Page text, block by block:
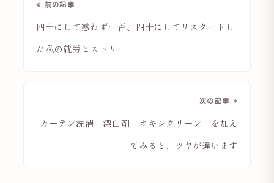
« 前の記事
四十にして惑わず…否、四十にしてリスタートし
た私の就労ヒストリー
次の記事 »
カーテン洗濯 漂白剤「オキシクリーン」を加え
てみると、ツヤが違います